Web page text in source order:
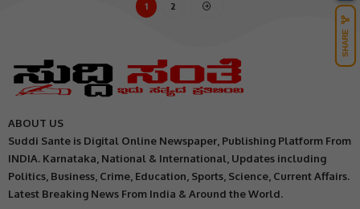
1 2
ABOUT US
Suddi Sante is Digital Online Newspaper, Publishing Platform From
INDIA. Karnataka, National & International, Updates including
Politics, Business, Crime, Education, Sports, Science, Current Affairs.
Latest Breaking News From India & Around the World.
SHARE